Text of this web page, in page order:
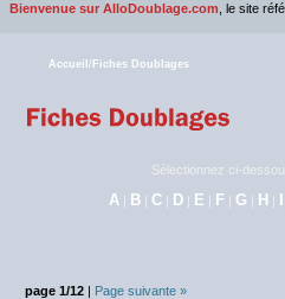
Bienvenue sur AlloDoublage.com , le site
Accueil / Fiches Doublages
Sélectionnez ci-
A | B | C | D | E | F | G | H | I
page 1/12 | Page suivante »